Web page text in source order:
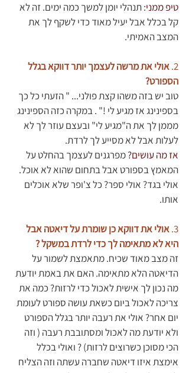
טיפ ממני: תנהלי יומן למשך כמה ימים. זה לא
קל בכלל אבל יעיל מאוד כדי לשקף לך את
המצב האמיתי.
2. אולי את מרשה לעצמך יותר דווקא בגלל
הספורט?
טוב יש בזה משהו קצת פולני... " הזעתי כל כך
בספינינג אז מגיע לי !" . במקרה כזה הספינינג
מממן לך את ה"מגיע לי" ובעצם עוזר לך לא
לעלות אבל לא מסייע לך לרדת.
אז מה עושים? מפרגנים לעצמך בהחלט על
המאמץ בספורט אבל בתחום שהוא לא אוכל.
אולי בגד? אולי ספר? כל צ'ופר שלא אוכלים
אותו.
3. אולי את דווקא כן שומרת על דיאטה אבל
היא לא מתאימה לך כדי לרדת במשקל ?
זה מצב מאוד שכיח. מתאמצת לשמור על
הדיאטה הלא מתאימה. האם את באמת יודעת
מה נכון לך אישית לאכול כדי לרזות? כמה את
צריכה לאכול ביום כשאת עושה ספורט לעומת
יום אחר? אולי את רעבה יותר בגלל הספורט
ולא יודעת מה לאכול ומסתובבת רעבה ( וזה
הכי מסוכן כשרוצים לרזות) ? ואולי בכלל
אימצת איזו דיאטה שחברה עשתה וזה הצליח